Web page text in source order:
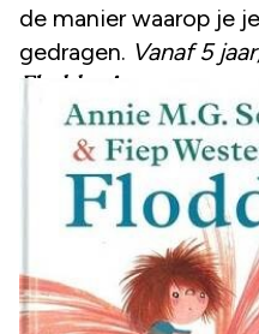
de manier waarop je
gedragen. Vanaf 5
Floddertje